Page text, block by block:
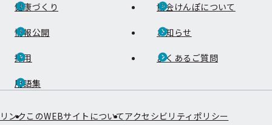
健康づくり 協会けんぽについて
情報公開 お知らせ
採用 よくあるご質問
用語集
リンク このWEBサイトについてアクセシビリティポリシー